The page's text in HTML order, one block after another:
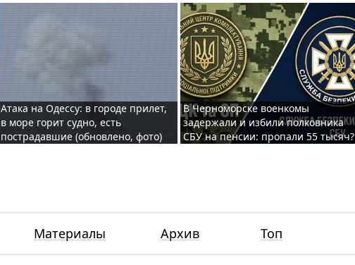
Атака на Одессу: в городе прилет,
в море горит судно, есть
пострадавшие (обновлено, фото)
В Черноморске военкомы
задержали и избили полковника
СБУ на пенсии: пропали 55 тысяч?
Материалы Архив Топ